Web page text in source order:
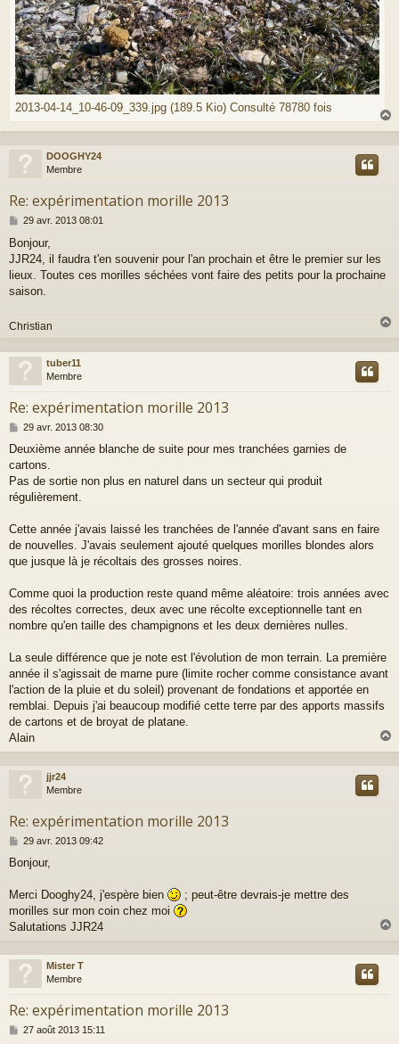
2013-04-14_10-46-09_339.jpg (189.5 Kio) Consulté 78780 fois
a
DOOGHY24
Membre
Re: expérimentation morille 2013
M
s
s
a
g
29 avr. 2013 08:01
Bonjour,
JJR24, il faudra t'en souvenir pour l'an prochain et être le premier sur les
lieux. Toutes ces morilles séchées vont faire des petits pour la prochaine
saison.
Christian
u
tuber11
Membre
Re: expérimentation morille 2013
M
s
s
a
g
e
29 avr. 2013 08:30
Deuxième année blanche de suite pour mes tranchées garnies de
cartons.
Pas de sortie non plus en naturel dans un secteur qui produit
régulièrement.
Cette année j'avais laissé les tranchées de l'année d'avant sans en faire
de nouvelles. J'avais seulement ajouté quelques morilles blondes alors
que jusque là je récoltais des grosses noires.
Comme quoi la production reste quand même aléatoire: trois années avec
des récoltes correctes, deux avec une récolte exceptionnelle tant en
nombre qu'en taille des champignons et les deux dernières nulles.
La seule différence que je note est l'évolution de mon terrain. La première
année il s'agissait de marne pure (limite rocher comme consistance avant
l'action de la pluie et du soleil) provenant de fondations et apportée en
remblai. Depuis j'ai beaucoup modifié cette terre par des apports massifs
de cartons et de broyat de platane.
Alain
a
jjr24
Membre
Re: expérimentation morille 2013
M
s
a
g
e
29 avr. 2013 09:42
Bonjour,
Merci Dooghy24, j'espère bien
; peut-être devrais-je mettre des
morilles sur mon coin chez moi
Salutations JJR24
u
Mister T
Membre
Re: expérimentation morille 2013
M
27 août 2013 15:11